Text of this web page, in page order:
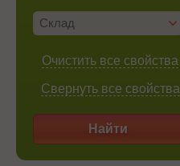
Склад
Очистить все свойства
Свернуть все свойства
Найти